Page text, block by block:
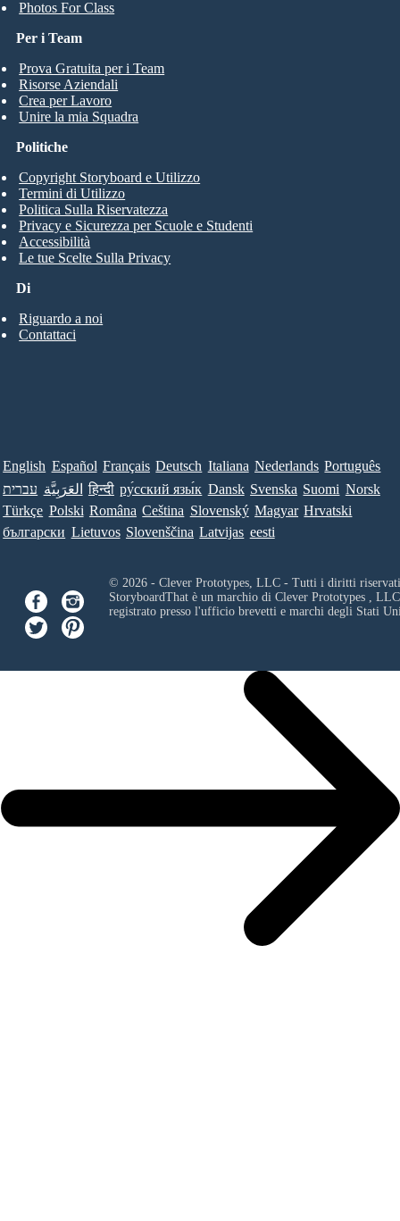
Photos For Class
Per i Team
Prova Gratuita per i Team
Risorse Aziendali
Crea per Lavoro
Unire la mia Squadra
Di
Riguardo a noi
Contattaci
Politiche
Copyright Storyboard e Utilizzo
Termini di Utilizzo
Politica Sulla Riservatezza
Privacy e Sicurezza per Scuole e Studenti
Accessibilità
Le tue Scelte Sulla Privacy
English Español Français Deutsch Italiana Nederlands Português
עברית العَرَبِيَّة हिन्दी ру́сский язы́к Dansk Svenska Suomi Norsk
Türkçe Polski Româna Ceština Slovenský Magyar Hrvatski
български Lietuvos Slovenščina Latvijas eesti
© 2026 - Clever Prototypes, LLC - Tutti i diritti
StoryboardThat è un marchio di Clever Prototypes , LLC
registrato presso l'ufficio brevetti e marchi degli Stati